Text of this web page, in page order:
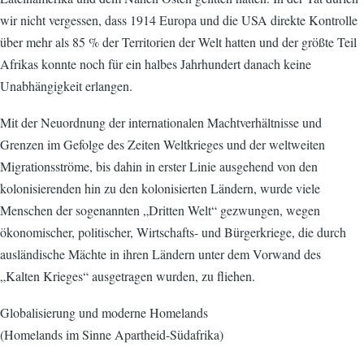
wir nicht vergessen, dass 1914 Europa und die USA direkte Kontrolle
über mehr als 85 % der Territorien der Welt hatten und der größte Teil
Afrikas konnte noch für ein halbes Jahrhundert danach keine
Unabhängigkeit erlangen.
Mit der Neuordnung der internationalen Machtverhältnisse und
Grenzen im Gefolge des Zeiten Weltkrieges und der weltweiten
Migrationsströme, bis dahin in erster Linie ausgehend von den
kolonisierenden hin zu den kolonisierten Ländern, wurde viele
Menschen der sogenannten „Dritten Welt“ gezwungen, wegen
ökonomischer, politischer, Wirtschafts- und Bürgerkriege, die durch
ausländische Mächte in ihren Ländern unter dem Vorwand des
„Kalten Krieges“ ausgetragen wurden, zu fliehen.
Globalisierung und moderne Homelands
(Homelands im Sinne Apartheid-Südafrika)